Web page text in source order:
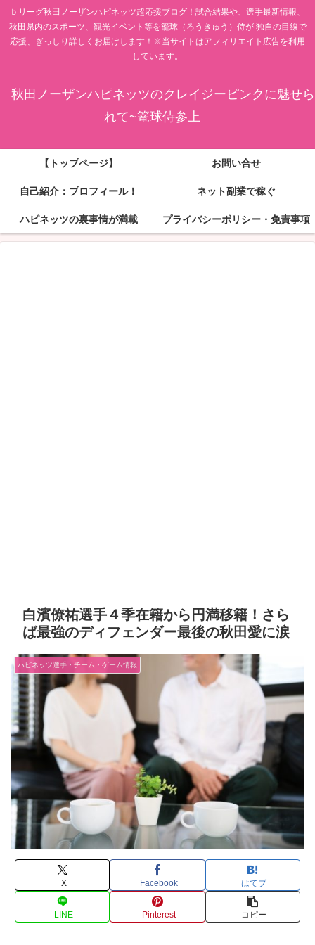
ｂリーグ秋田ノーザンハピネッツ超応援ブログ！試合結果や、選手最新情報、
秋田県内のスポーツ、観光イベント等を籠球（ろうきゅう）侍が 独自の目線で
応援、ぎっしり詳しくお届けします！※当サイトはアフィリエイト広告を利用
しています。
秋田ノーザンハピネッツのクレイジーピンクに魅せら
れて~篭球侍参上
【トップページ】 お問い合せ
自己紹介：プロフィール！ ネット副業で稼ぐ
ハピネッツの裏事情が満載 プライバシーポリシー・免責事項
白濱僚祐選手４季在籍から円満移籍！さら
ば最強のディフェンダー最後の秋田愛に涙
ハピネッツ選手・チーム・ゲーム情報
X Facebook はてブ
LINE Pinterest コピー